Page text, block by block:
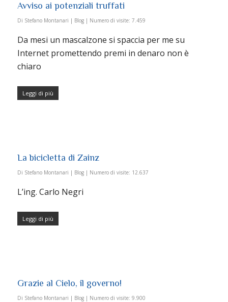
Avviso ai potenziali truffati
Di Stefano Montanari | Blog | Numero di visite: 7.459
Da mesi un mascalzone si spaccia per me su
Internet promettendo premi in denaro non è
chiaro
Leggi di più
La bicicletta di Zainz
Di Stefano Montanari | Blog | Numero di visite: 12.637
L’ing. Carlo Negri
Leggi di più
Grazie al Cielo, il governo!
Di Stefano Montanari | Blog | Numero di visite: 9.900